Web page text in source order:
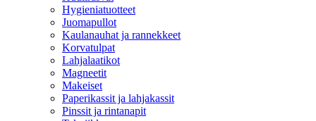
Hygieniatuotteet
Juomapullot
Kaulanauhat ja rannekkeet
Korvatulpat
Lahjalaatikot
Magneetit
Makeiset
Paperikassit ja lahjakassit
Pinssit ja rintanapit